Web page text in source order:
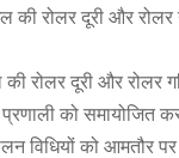
की रोलर दूरी और
रोलर दूरी और रोलर
को समायोजित
विधियों को आमतौर